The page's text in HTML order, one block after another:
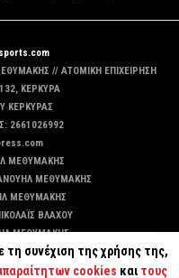
// ΑΤΟΜΙΚΗ ΕΠΙΧΕΙΡΗΣΗ
ΚΕΡΚΥΡΑ
ΚΕΡΚΥΡΑΣ
2661026992
ΜΕΘΥΜΑΚΗΣ
ΜΕΘΥΜΑΚΗΣ
ΜΕΘΥΜΑΚΗΣ
ΒΛΑΧΟΥ
ΜΕΘΥΜΑΚΗΣ
ΜΕΘΥΜΑΚΗΣ
τη συνέχιση της χρήσης της,
cookies και τους